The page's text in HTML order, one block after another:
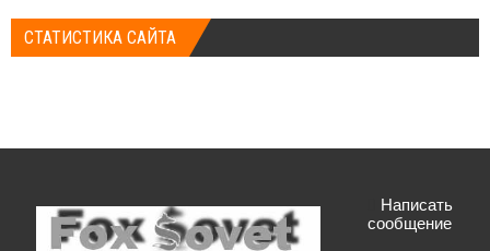
СТАТИСТИКА САЙТА
Написать
сообщение